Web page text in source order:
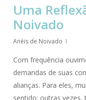
Uma
Noivado
Anéis de Noivado
Com frequência
demandas de suas
alianças. Para eles,
sentido; outras vezes,